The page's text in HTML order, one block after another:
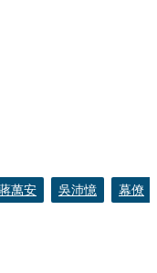
萬安 吳沛憶 幕僚